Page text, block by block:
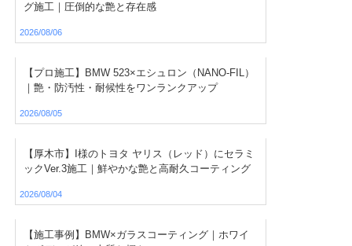
グ施工｜圧倒的な艶と存在感
2026/08/06
【プロ施工】BMW 523×エシュロン（NANO-FIL）
｜艶・防汚性・耐候性をワンランクアップ
2026/08/05
【厚木市】I様のトヨタ ヤリス（レッド）にセラミ
ックVer.3施工｜鮮やかな艶と高耐久コーティング
2026/08/04
【施工事例】BMW×ガラスコーティング｜ホワイ